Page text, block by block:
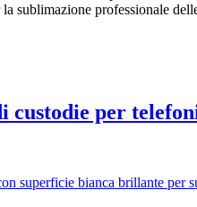
sublimazione professionale
custodie per